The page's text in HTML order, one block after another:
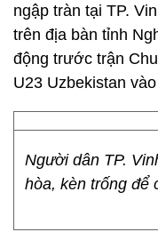
ngập tràn tại TP.
trên địa bàn tỉnh
động trước trận
U23 Uzbekistan
Người dân TP.
hòa, kèn trống để